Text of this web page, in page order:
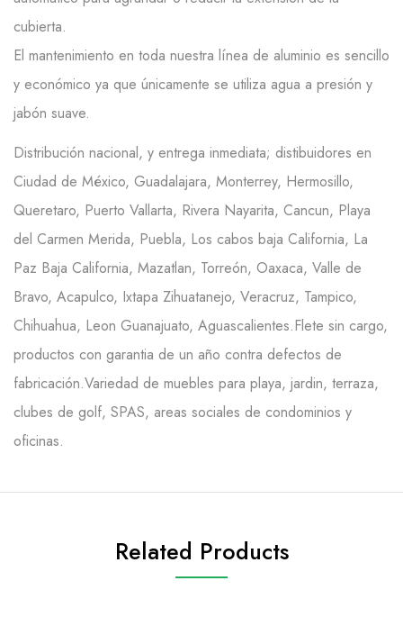
cubierta.
El mantenimiento en toda nuestra línea de aluminio es sencillo
y económico ya que únicamente se utiliza agua a presión y
jabón suave.
Distribución nacional, y entrega inmediata; distibuidores en
Ciudad de México, Guadalajara, Monterrey, Hermosillo,
Queretaro, Puerto Vallarta, Rivera Nayarita, Cancun, Playa
del Carmen Merida, Puebla, Los cabos baja California, La
Paz Baja California, Mazatlan, Torreón, Oaxaca, Valle de
Bravo, Acapulco, Ixtapa Zihuatanejo, Veracruz, Tampico,
Chihuahua, Leon Guanajuato, Aguascalientes.Flete sin cargo,
productos con garantia de un año contra defectos de
fabricación.Variedad de muebles para playa, jardin, terraza,
clubes de golf, SPAS, areas sociales de condominios y
oficinas.
Related Products